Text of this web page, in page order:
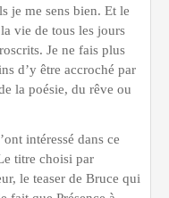
je me sens bien. Et le
vie de tous les jours
Je ne fais plus
d’y être accroché par
la poésie, du rêve ou
intéressé dans ce
titre choisi par
le teaser de Bruce qui